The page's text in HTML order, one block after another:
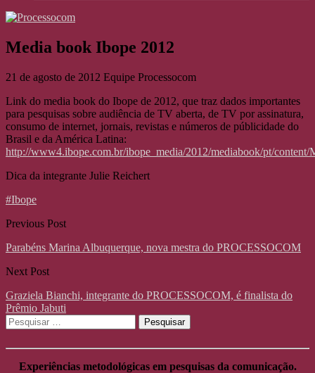
Media book Ibope 2012
21 de agosto de 2012 Equipe Processocom
Link do media book do Ibope de 2012, que traz dados importantes
para pesquisas sobre audiência de TV aberta, de TV por assinatura,
consumo de internet, jornais, revistas e números de públicidade do
Brasil e da América Latina:
http://www4.ibope.com.br/ibope_media/2012/mediabook/pt/
Dica da integrante Julie Reichert
#Ibope
Previous Post
Parabéns Marina Albuquerque, nova mestra do PROCESSOCOM
Next Post
Graziela Bianchi, integrante do PROCESSOCOM, é finalista do
Prêmio Jabuti
Pesquisar
por:
Experiências metodológicas em pesquisas da comunicação.